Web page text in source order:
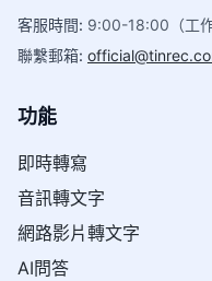
客服時間: 9:00-18:00（工作
聯繫郵箱:
功能
即時轉寫
音訊轉文字
網路影片轉文字
AI問答